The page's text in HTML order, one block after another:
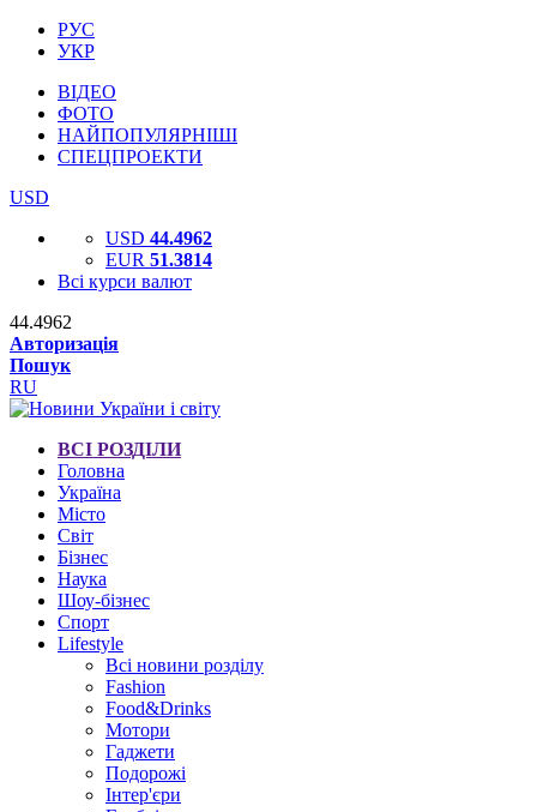
РУС
УКР
ВІДЕО
ФОТО
НАЙПОПУЛЯРНІШІ
СПЕЦПРОЕКТИ
USD
USD 44.4962
EUR 51.3814
Всі курси валют
44.4962
Авторизація
Пошук
RU
ВСІ РОЗДІЛИ
Головна
Україна
Місто
Світ
Бізнес
Наука
Шоу-бізнес
Спорт
Lifestyle
Всі новини розділу
Fashion
Food&Drinks
Мотори
Гаджети
Подорожі
Інтер'єри